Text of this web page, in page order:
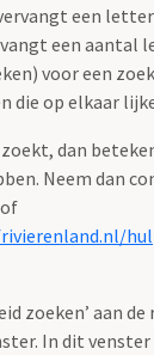
een letter
een aantal
voor een
die op elkaar
dan
Neem dan
zoeken’ aan
In dit venster